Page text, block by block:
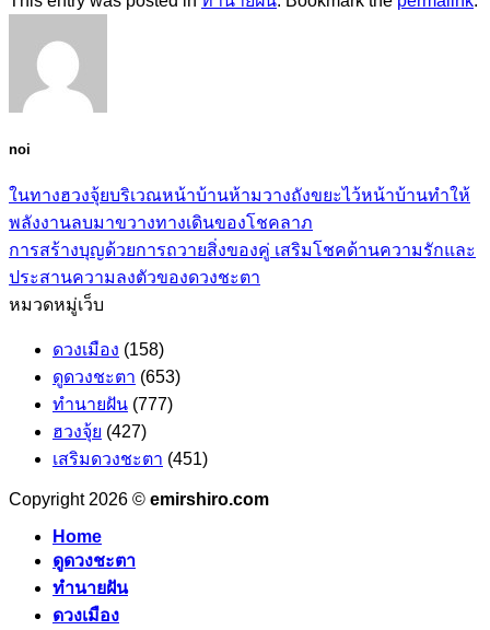
noi
ในทางฮวงจุ้ยบริเวณหน้าบ้านห้ามวางถังขยะไว้หน้าบ้านทำให้
พลังงานลบมาขวางทางเดินของโชคลาภ
การสร้างบุญด้วยการถวายสิ่งของคู่ เสริมโชคด้านความรักและ
ประสานความลงตัวของดวงชะตา
หมวดหมู่เว็บ
ดวงเมือง (158)
ดูดวงชะตา (653)
ทำนายฝัน (777)
ฮวงจุ้ย (427)
เสริมดวงชะตา (451)
Copyright 2026 © emirshiro.com
Home
ดูดวงชะตา
ทำนายฝัน
ดวงเมือง